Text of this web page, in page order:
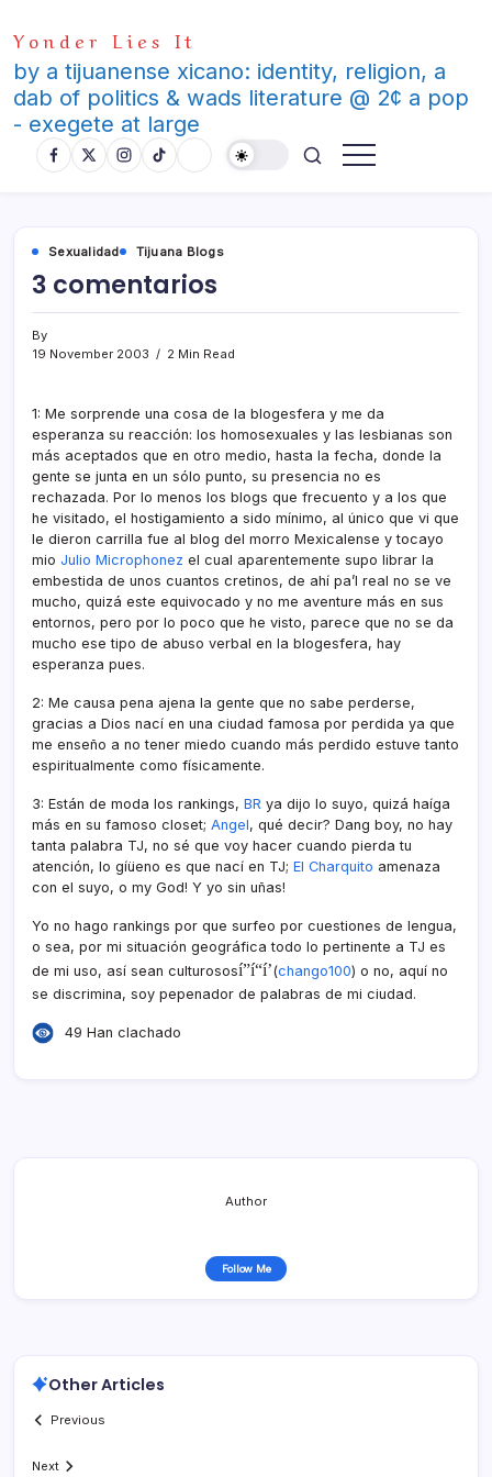
to
content
Yonder Lies It
by a tijuanense xicano: identity, religion, a
dab of politics & wads literature @ 2¢ a pop
- exegete at large
Sexualidad Tijuana Blogs
3 comentarios
By
19 November 2003
2 Min Read
1: Me sorprende una cosa de la blogesfera y me da
esperanza su reacción: los homosexuales y las lesbianas son
más aceptados que en otro medio, hasta la fecha, donde la
gente se junta en un sólo punto, su presencia no es
rechazada. Por lo menos los blogs que frecuento y a los que
he visitado, el hostigamiento a sido mí­nimo, al único que vi que
le dieron carrilla fue al blog del morro Mexicalense y tocayo
mio Julio Microphonez el cual aparentemente supo librar la
embestida de unos cuantos cretinos, de ahí­ pa’l real no se ve
mucho, quizá este equivocado y no me aventure más en sus
entornos, pero por lo poco que he visto, parece que no se da
mucho ese tipo de abuso verbal en la blogesfera, hay
esperanza pues.
2: Me causa pena ajena la gente que no sabe perderse,
gracias a Dios nací­ en una ciudad famosa por perdida ya que
me enseño a no tener miedo cuando más perdido estuve tanto
espiritualmente como fí­sicamente.
3: Están de moda los rankings, BR ya dijo lo suyo, quizá haí­ga
más en su famoso closet; Angel, qué decir? Dang boy, no hay
tanta palabra TJ, no sé que voy hacer cuando pierda tu
atención, lo gíüeno es que nací­ en TJ; El Charquito amenaza
con el suyo, o my God! Y yo sin uñas!
Yo no hago rankings por que surfeo por cuestiones de lengua,
o sea, por mi situación geográfica todo lo pertinente a TJ es
de mi uso, así­ sean culturososí”í“í’(chango100) o no, aquí­ no
se discrimina, soy pepenador de palabras de mi ciudad.
49 Han clachado
Author
Follow Me
Other Articles
Previous
Next